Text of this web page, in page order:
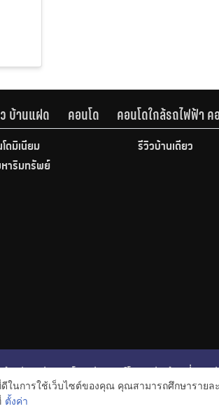
บ้านแฝด คอนโด คอนโดใกล้รถไฟฟ้า
ดมิเนียม
รีวิวบ้านเดี่ยว
หาริมทรัพย์
น้าหลัก รีวิวคอนโด รีวิวทาวน์โฮม รีวิวบ้านเดี่ยว
วอสังหาริมทรัพย์
โปรโมชั่นบ้านและคอนโด
นการใช้เว็บไซต์ของคุณ คุณสามารถศึกษารายล
ตั้งค่า